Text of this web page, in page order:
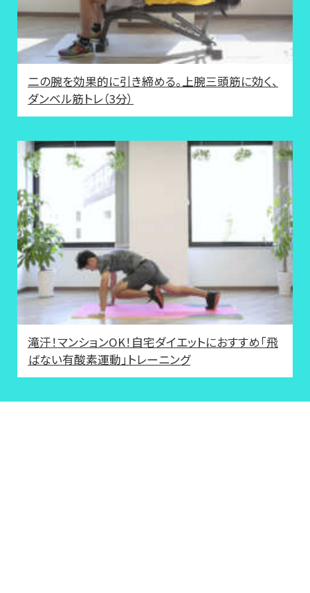
二の腕を効果的に引き締める。上腕三頭筋に効く、
ダンベル筋トレ（3分）
滝汗！マンションOK！自宅ダイエットにおすすめ「飛
ばない有酸素運動」トレーニング